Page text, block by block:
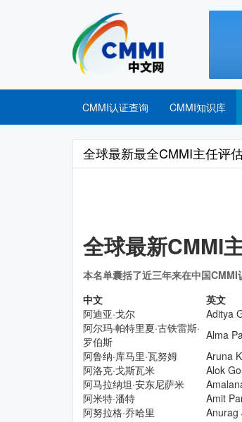
CMMI中文网
CMMI认证查询 CMMI知识库
全球最新最全CMMI主任评
全球最新CMMI
本名单囊括了近三年来在中国
中文
英文
阿迪亚·戈尔
Aditya
阿尔玛·帕特里夏·古铁雷斯·
罗伯斯
Alma
阿鲁纳·库马里·瓦努姆
Aruna
阿洛克·戈斯瓦米
Alok
阿马拉纳坦·安东尼萨米
阿米特·潘特
Amit
阿努拉格·乔哈里
Anurag